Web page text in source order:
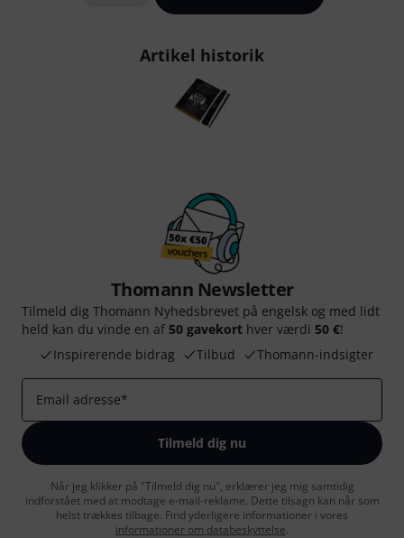
Artikel historik
Thomann Newsletter
Tilmeld dig Thomann Nyhedsbrevet på engelsk og med lidt
held kan du vinde en af 50 gavekort hver værdi 50 €!
Inspirerende bidrag
Tilbud Thomann-indsigter
Email adresse*
Tilmeld dig nu
Når jeg klikker på "Tilmeld dig nu", erklærer jeg mig samtidig
indforstået med at modtage e-mail-reklame. Dette tilsagn kan når som
helst trækkes tilbage. Find yderligere informationer i vores
informationer om databeskyttelse.